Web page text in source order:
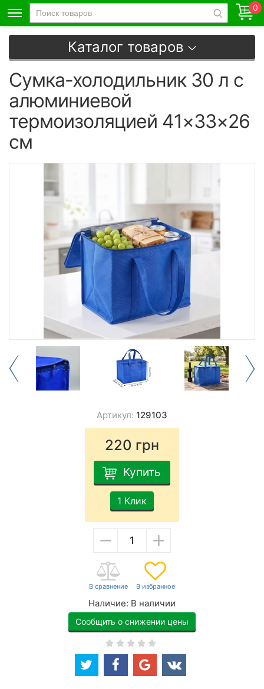
0
Каталог товаров
Сумка-холодильник 30 л с
алюминиевой
термоизоляцией 41×33×26
см
Артикул: 129103
220 грн
Купить
1 Клик
− +
Наличие: В наличии
Сообщить о снижении цены